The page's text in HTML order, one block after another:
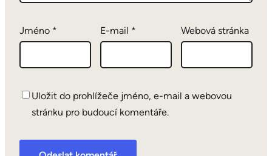
Jméno * E-mail * Webová stránka
Uložit do prohlížeče jméno, e-mail a webovou
stránku pro budoucí komentáře.